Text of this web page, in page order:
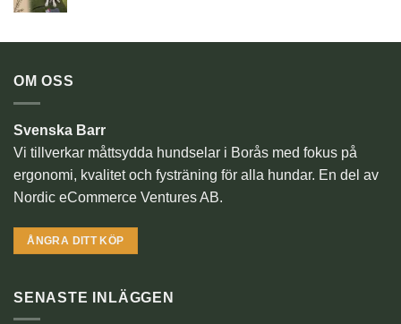
OM OSS
Svenska Barr
Vi tillverkar måttsydda hundselar i Borås med fokus på
ergonomi, kvalitet och fysträning för alla hundar. En del av
Nordic eCommerce Ventures AB.
ÅNGRA DITT KÖP
SENASTE INLÄGGEN